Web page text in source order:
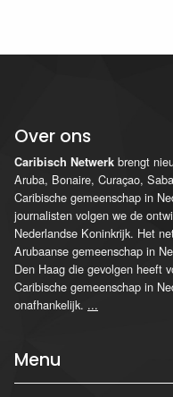
Over ons
Caribisch Netwerk brengt
Aruba, Bonaire, Curaçao,
Caribische gemeenschap in
journalisten volgen we de
Nederlandse Koninkrijk. Het
Arubaanse gemeenschap in
Den Haag die gevolgen heeft
Caribische gemeenschap in
onafhankelijk. ...
Menu